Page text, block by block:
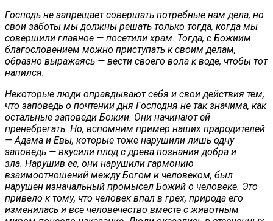
Господь не запрещает совершать потребные нам дела, но
свои заботы мы должны решать только тогда, когда мы
совершили главное — посетили храм. Тогда, с Божиим
благословением можно приступать к своим делам,
образно выражаясь — вести своего вола к воде, чтобы тот
напился.
Некоторые люди оправдывают себя и свои действия тем,
что заповедь о почтении дня Господня не так значима, как
остальные заповеди Божии. Они начинают ей
пренебрегать. Но, вспомним пример наших прародителей
— Адама и Евы, которые тоже нарушили лишь одну
заповедь — вкусили плод с древа познания добра и
зла. Нарушив ее, они нарушили гармонию
взаимоотношений между Богом и человеком, был
нарушен изначальный промысел Божий о человеке. Это
привело к тому, что человек впал в грех, природа его
изменилась и все человечество вместе с животным